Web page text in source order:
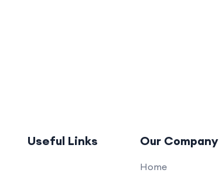
Useful Links Our Company
Home